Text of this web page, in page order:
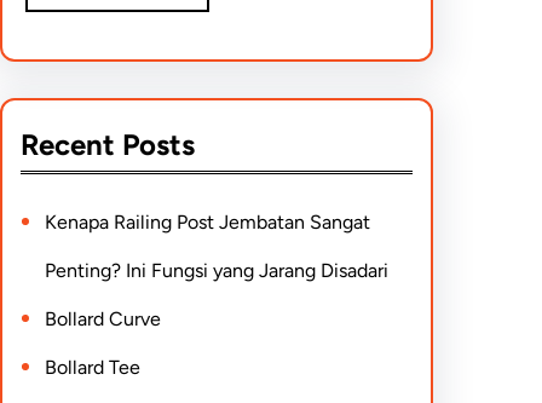
Recent Posts
Kenapa Railing Post Jembatan Sangat
Penting? Ini Fungsi yang Jarang Disadari
Bollard Curve
Bollard Tee